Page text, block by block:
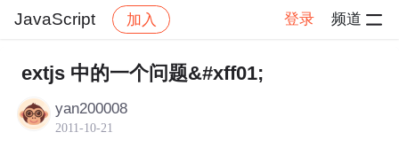
JavaScript 加入 登录 频道
社区 JavaScript 帖子详情
extjs 中的一个问题&#xff01;
yan200008
2011-10-21